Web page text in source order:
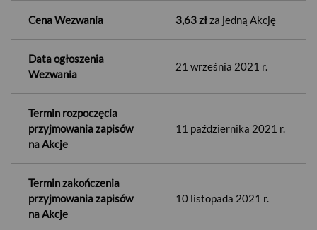
Cena Wezwania 3,63 złza jedną Akcję
Data ogłoszenia
Wezwania
21 września 2021 r.
Termin rozpoczęcia
przyjmowania zapisów
na Akcje
11 października 2021 r.
Termin zakończenia
przyjmowania zapisów
na Akcje
10 listopada 2021 r.